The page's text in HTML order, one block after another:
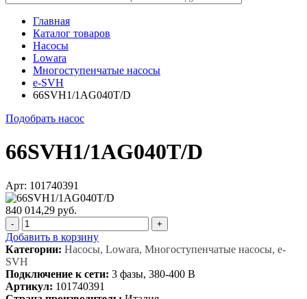
Главная
Каталог товаров
Насосы
Lowara
Многоступенчатые насосы
e-SVH
66SVH1/1AG040T/D
Подобрать насос
66SVH1/1AG040T/D
Арт: 101740391
840 014,29 руб.
- +
Добавить в корзину
Категории: Насосы, Lowara, Многоступенчатые насосы, e-
SVH
Подключение к сети: 3 фазы, 380-400 В
Артикул: 101740391